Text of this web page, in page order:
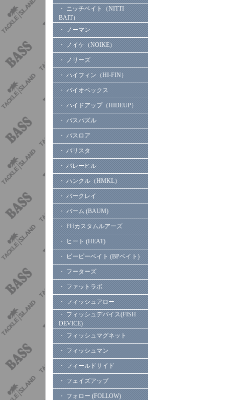
・ ニッチベイト（NITTI
BAIT）
・ ノーマン
・ ノイケ（NOIKE）
・ ノリーズ
・ ハイフィン（HI-FIN）
・ バイオベックス
・ ハイドアップ（HIDEUP）
・ バスパズル
・ バスロア
・ バリスタ
・ バレーヒル
・ ハンクル（HMKL）
・ バークレイ
・ バーム (BAUM)
・ PHカスタムルアーズ
・ ヒート (HEAT)
・ ビーピーベイト (BPベイト)
・ フーターズ
・ ファットラボ
・ フィッシュアロー
・ フィッシュデバイス(FISH
DEVICE)
・ フィッシュマグネット
・ フィッシュマン
・ フィールドサイド
・ フェイズアップ
・ フォロー (FOLLOW)